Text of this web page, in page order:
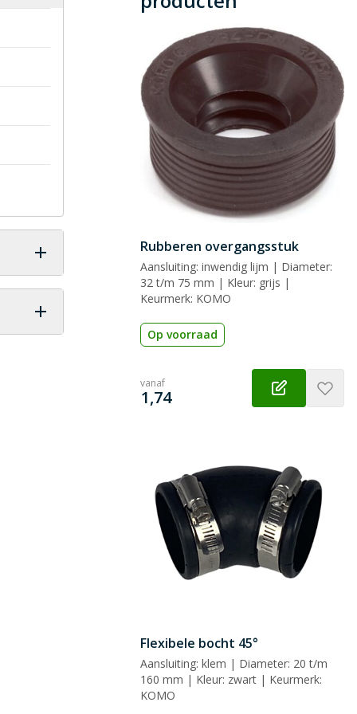
Rubberen overgangsstuk
Aansluiting: inwendig lijm | Diameter:
32 t/m 75 mm | Kleur: grijs |
Keurmerk: KOMO
Op voorraad
vanaf
€
1,74
Flexibele bocht 45°
Aansluiting: klem | Diameter: 20 t/m
160 mm | Kleur: zwart | Keurmerk:
KOMO